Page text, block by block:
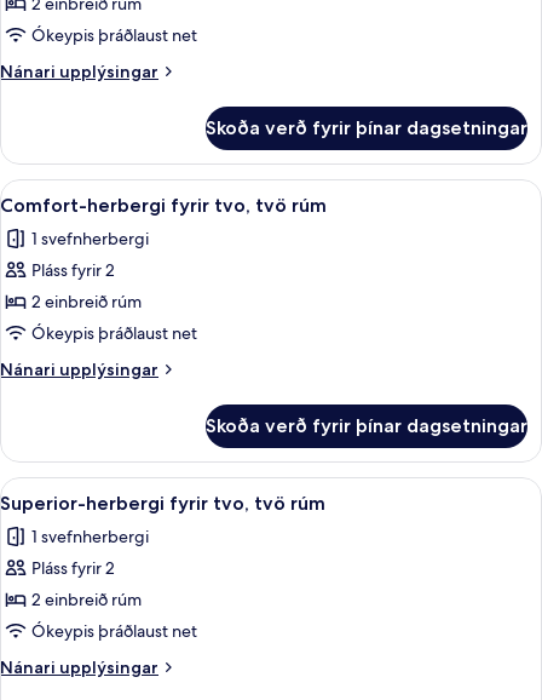
fyrir
Comfort
Twin
Ókeypis þráðlaust net
Nánari upplýsingar
Nánari
Twin
Room
Skoða verð fyrir þínar dagsetningar
Skoða
allar
myndir
fyrir
Comfort-
herbergi
fyrir
tvo,
rúm
Comfort-herbergi fyrir tvo, tvö rúm
1
Comfort-herbergi fyrir tvo, tvö rúm
1 svefnherbergi
Pláss fyrir 2
2 einbreið rúm
Ókeypis þráðlaust net
Nánari upplýsingar
Nánari
herbergi
fyrir
tvo,
tvö
rúm
Skoða verð fyrir þínar dagsetningar
Skoða
allar
myndir
fyrir
Superior-
herbergi
fyrir
tvo,
Superior-herbergi fyrir tvo, tvö rúm
5
Superior-herbergi fyrir tvo, tvö rúm
1 svefnherbergi
Pláss fyrir 2
2 einbreið rúm
Ókeypis þráðlaust net
Nánari upplýsingar
Nánari